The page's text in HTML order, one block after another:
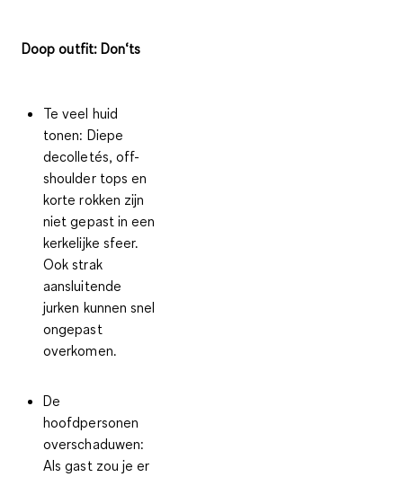
Doop outfit: Don‘ts
Te veel huid
tonen: Diepe
decolletés, off-
shoulder tops en
korte rokken zijn
niet gepast in een
kerkelijke sfeer.
Ook strak
aansluitende
jurken kunnen snel
ongepast
overkomen.
De
hoofdpersonen
overschaduwen:
Als gast zou je er